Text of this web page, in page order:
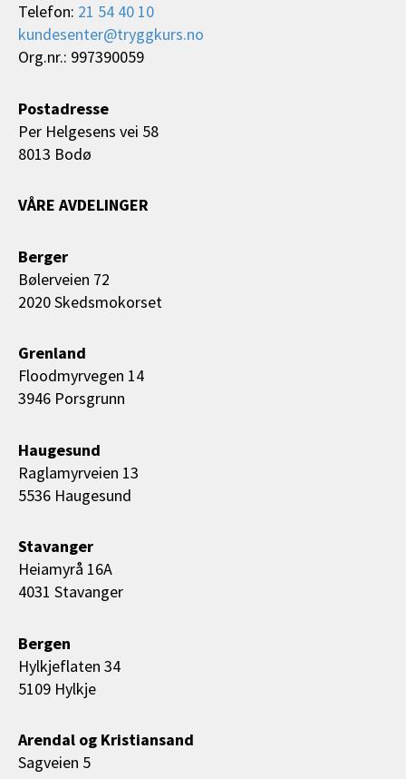
Telefon: 21 54 40 10
kundesenter@tryggkurs.no
Org.nr.: 997390059
Postadresse
Per Helgesens vei 58
8013 Bodø
VÅRE AVDELINGER
Berger
Bølerveien 72
2020 Skedsmokorset
Grenland
Floodmyrvegen 14
3946 Porsgrunn
Haugesund
Raglamyrveien 13
5536 Haugesund
Stavanger
Heiamyrå 16A
4031 Stavanger
Bergen
Hylkjeflaten 34
5109 Hylkje
Arendal og Kristiansand
Sagveien 5